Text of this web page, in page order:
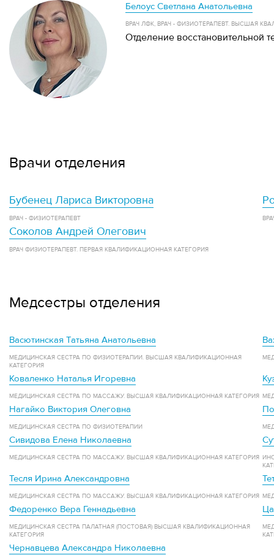
Белоус Светлана Анатольевна
ВРАЧ ЛФК, ВРАЧ - ФИЗИОТЕРАПЕВТ. ВЫСШАЯ
Отделение восстановительной
Врачи отделения
Бубенец Лариса Викторовна
ВРАЧ - ФИЗИОТЕРАПЕВТ
Соколов Андрей Олегович
ВРАЧ ФИЗИОТЕРАПЕВТ. ПЕРВАЯ КВАЛИФИКАЦИОННАЯ КАТЕГОРИЯ
Медсестры отделения
Васютинская Татьяна Анатольевна
МЕДИЦИНСКАЯ СЕСТРА ПО ФИЗИОТЕРАПИИ. ВЫСШАЯ КВАЛИФИКАЦИОННАЯ
КАТЕГОРИЯ
Коваленко Наталья Игоревна
МЕДИЦИНСКАЯ СЕСТРА ПО МАССАЖУ. ВЫСШАЯ КВАЛИФИКАЦИОННАЯ КАТЕГОРИЯ
Нагайко Виктория Олеговна
МЕДИЦИНСКАЯ СЕСТРА ПО ФИЗИОТЕРАПИИ
Сивидова Елена Николаевна
МЕДИЦИНСКАЯ СЕСТРА ПО МАССАЖУ. ВЫСШАЯ КВАЛИФИКАЦИОННАЯ КАТЕГОРИЯ
Тесля Ирина Александровна
МЕДИЦИНСКАЯ СЕСТРА ПО МАССАЖУ. ВЫСШАЯ КВАЛИФИКАЦИОННАЯ КАТЕГОРИЯ
Федоренко Вера Геннадьевна
МЕДИЦИНСКАЯ СЕСТРА ПАЛАТНАЯ (ПОСТОВАЯ) ВЫСШАЯ КВАЛИФИКАЦИОННАЯ
КАТЕГОРИЯ
Чернавцева Александра Николаевна